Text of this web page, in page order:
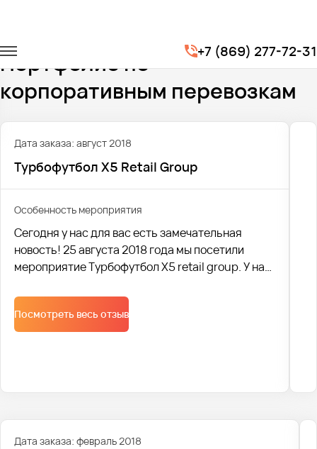
+7 (869) 277-72-31
Корпоративные перевозки
Портфолио по
корпоративным перевозкам
Дата заказа: август 2018
Турбофутбол X5 Retail Group
Особенность мероприятия
Сегодня у нас для вас есть замечательная
новость! 25 августа 2018 года мы посетили
мероприятие Турбофутбол X5 retail group. У нас
порадовать!
Посмотреть весь отзыв
Дата заказа: февраль 2018